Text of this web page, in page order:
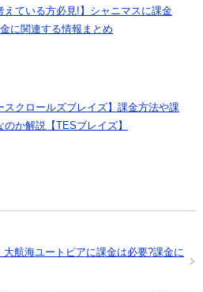
えている方必見!】シャニマスに課金
に関連する情報まとめ
スクロールズブレイズ】課金方法や課
のか解説【TESブレイズ】
大航海ユートピアに課金は必要?課金に